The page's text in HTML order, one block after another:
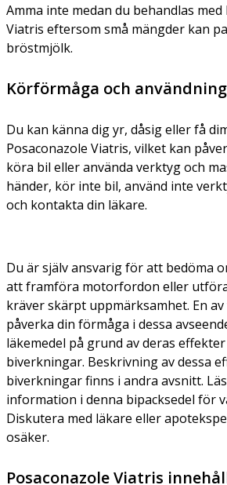
Amma inte medan du behandlas med
Viatris eftersom små mängder kan
bröstmjölk.
Körförmåga och
Du kan känna dig yr, dåsig eller få
Posaconazole Viatris, vilket kan
köra bil eller använda verktyg och
händer, kör inte bil, använd inte
och kontakta din läkare.
Du är själv ansvarig för att bedöma
att framföra motorfordon eller
kräver skärpt uppmärksamhet. En
påverka din förmåga i dessa
läkemedel på grund av deras
biverkningar. Beskrivning av dessa
biverkningar finns i andra avsnitt.
information i denna bipacksedel för
Diskutera med läkare eller
osäker.
Posaconazole Viatris